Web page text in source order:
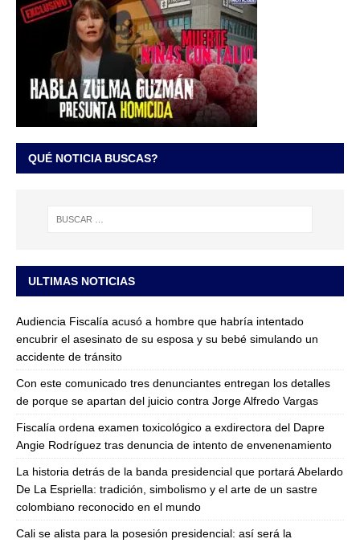
QUÉ NOTICIA BUSCAS?
ULTIMAS NOTICIAS
Audiencia Fiscalía acusó a hombre que habría intentado
encubrir el asesinato de su esposa y su bebé simulando un
accidente de tránsito
Con este comunicado tres denunciantes entregan los detalles
de porque se apartan del juicio contra Jorge Alfredo Vargas
Fiscalía ordena examen toxicológico a exdirectora del Dapre
Angie Rodríguez tras denuncia de intento de envenenamiento
La historia detrás de la banda presidencial que portará Abelardo
De La Espriella: tradición, simbolismo y el arte de un sastre
colombiano reconocido en el mundo
Cali se alista para la posesión presidencial: así será la